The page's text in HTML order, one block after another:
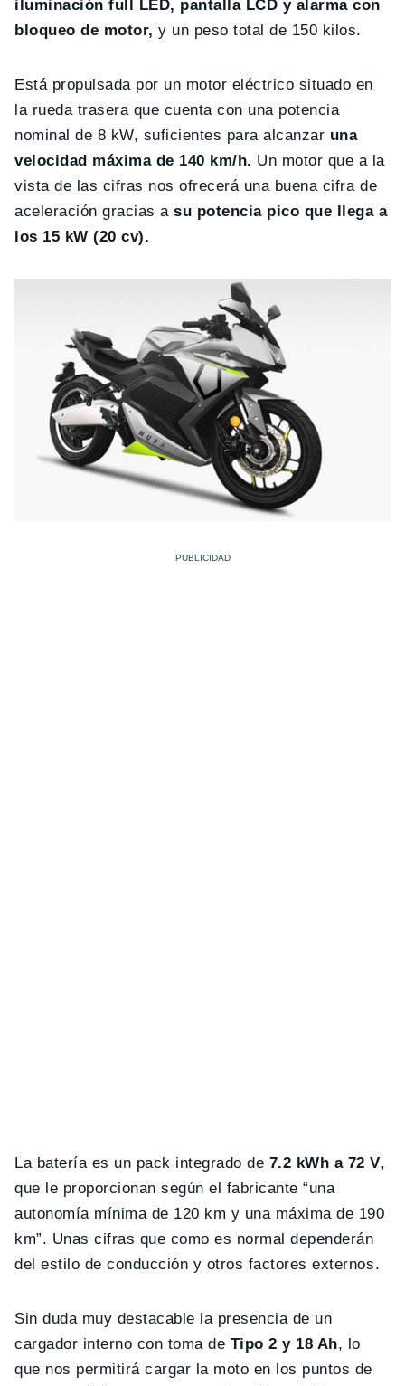
iluminación full LED, pantalla LCD y alarma con
bloqueo de motor, y un peso total de 150 kilos.
Está propulsada por un motor eléctrico situado en
la rueda trasera que cuenta con una potencia
nominal de 8 kW, suficientes para alcanzar una
velocidad máxima de 140 km/h. Un motor que a la
vista de las cifras nos ofrecerá una buena cifra de
aceleración gracias a su potencia pico que llega a
los 15 kW (20 cv).
La batería es un pack integrado de 7.2 kWh a 72 V,
que le proporcionan según el fabricante “una
autonomía mínima de 120 km y una máxima de 190
km”. Unas cifras que como es normal dependerán
del estilo de conducción y otros factores externos.
Sin duda muy destacable la presencia de un
cargador interno con toma de Tipo 2 y 18 Ah, lo
que nos permitirá cargar la moto en los puntos de